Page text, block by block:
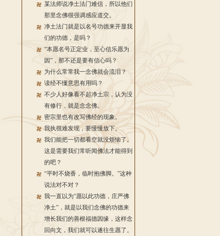
某法师说净土法门难信，所以他们
那里念佛很强调感应道交。
净土法门就是以名号功德来开显我
们的功德，是吗？
“本愿名号正定业，至心信乐愿为
因”，那不还是要有信心吗？
为什么常常我一念佛就会流泪？
读经不懂意思有用吗？
不少人好像看不起净土宗，认为没
有修行，就是念念佛。
密宗里也有改写佛经的现象。
我执很难发现，要慢慢放下。
我们能把一切都看空就没烦恼了。
这是需要我们常听闻佛法才能得到
的吧？
“平时不烧香，临时抱佛脚。”这种
说法对不对？
我一直以为“愿以此功德，庄严佛
净土”，就是以我们念佛的功德来
增长我们的善根福德因缘，这样念
回向文，我们就可以遂往生愿了。